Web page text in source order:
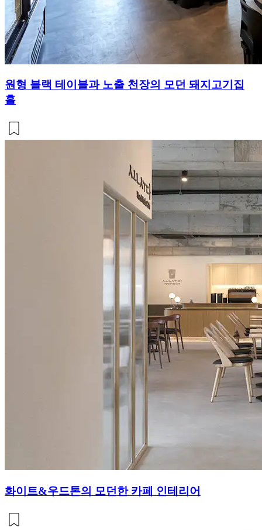
원형 블랙 테이블과 노출 천장의 모던 돼지고기집
홀
화이트&우드톤의 모던한 카페 인테리어